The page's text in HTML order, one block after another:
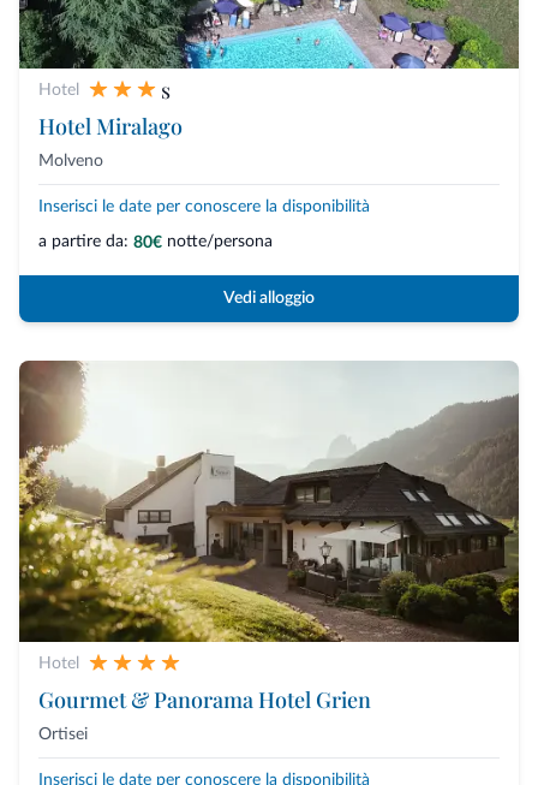
Hotel
s
Hotel Miralago
Molveno
Inserisci le date per conoscere la disponibilità
a partire da: 80€ notte/persona
Vedi alloggio
Hotel
Gourmet & Panorama Hotel Grien
Ortisei
Inserisci le date per conoscere la disponibilità